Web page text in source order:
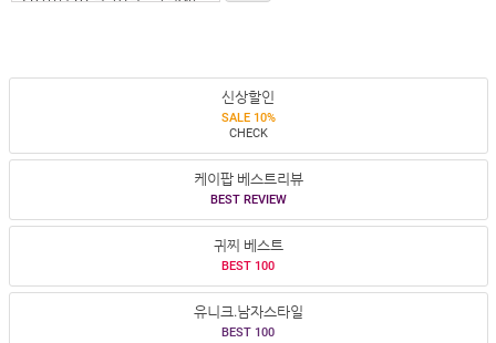
신상할인
SALE 10%
CHECK
케이팝 베스트리뷰
BEST REVIEW
귀찌 베스트
BEST 100
유니크.남자스타일
BEST 100